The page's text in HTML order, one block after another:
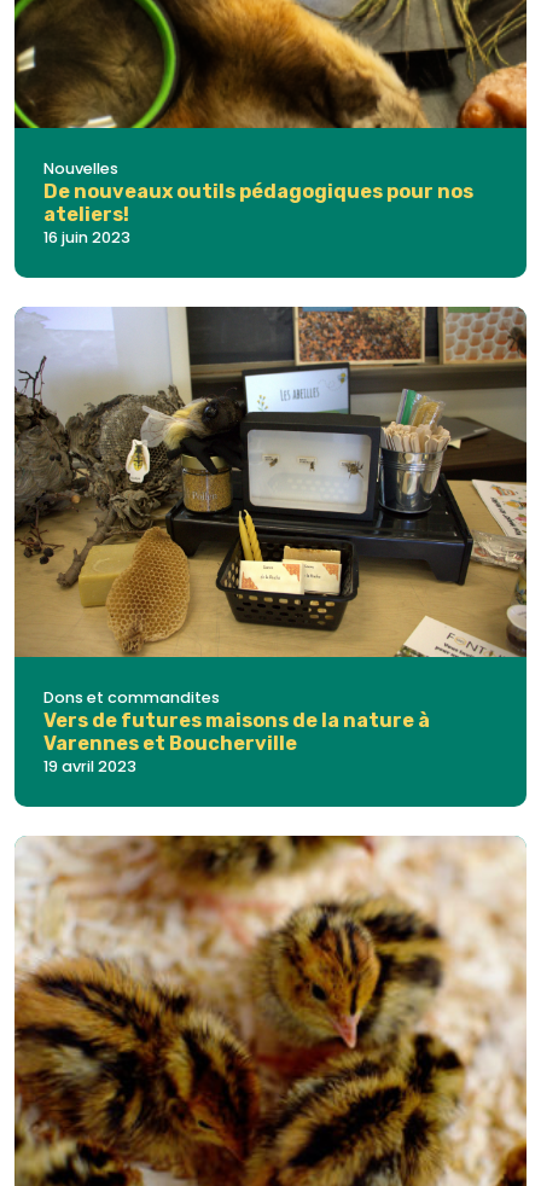
Nouvelles
De nouveaux outils pédagogiques pour nos
ateliers!
16 juin 2023
Dons et commandites
Vers de futures maisons de la nature à
Varennes et Boucherville
19 avril 2023